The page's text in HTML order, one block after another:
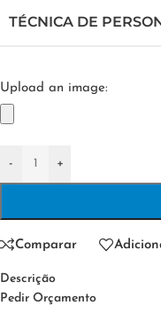
TÉCNICA DE
Upload an image:
- +
Comparar
Descrição
Pedir Orçamento